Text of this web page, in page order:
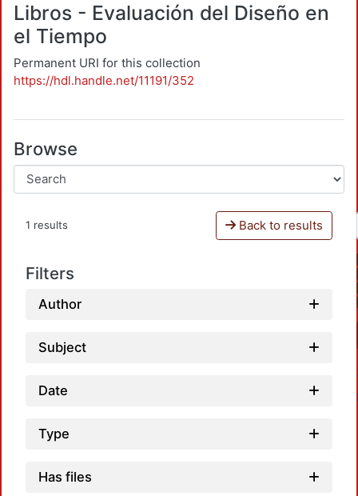
Libros - Evaluación del Diseño en
el Tiempo
Permanent URI for this collection
https://hdl.handle.net/11191/352
Browse
1 results Back to results
Filters
Author
Subject
Date
Type
Has files